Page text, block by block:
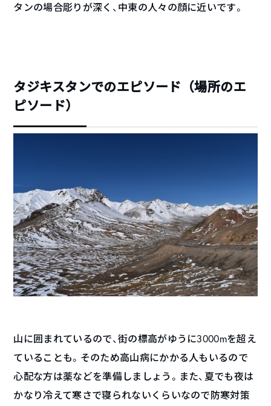
タンの場合彫りが深く、中東の人々の顔に近いです。
タジキスタンでのエピソード（場所のエ
ピソード）
山に囲まれているので、街の標高がゆうに3000mを超え
ていることも。そのため高山病にかかる人もいるので
心配な方は薬などを準備しましょう。また、夏でも夜は
かなり冷えて寒さで寝られないくらいなので防寒対策